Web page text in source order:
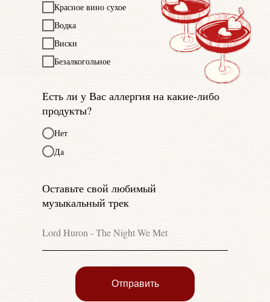
Красное вино сухое
Водка
Виски
Безалкогольное
Есть ли у Вас аллергия на какие-либо
продукты?
Нет
Да
Оставьте свой любимый
музыкальный трек
Отправить